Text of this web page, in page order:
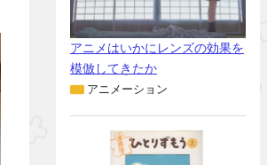
アニメはいかにレンズの効果を
模倣してきたか
アニメーション